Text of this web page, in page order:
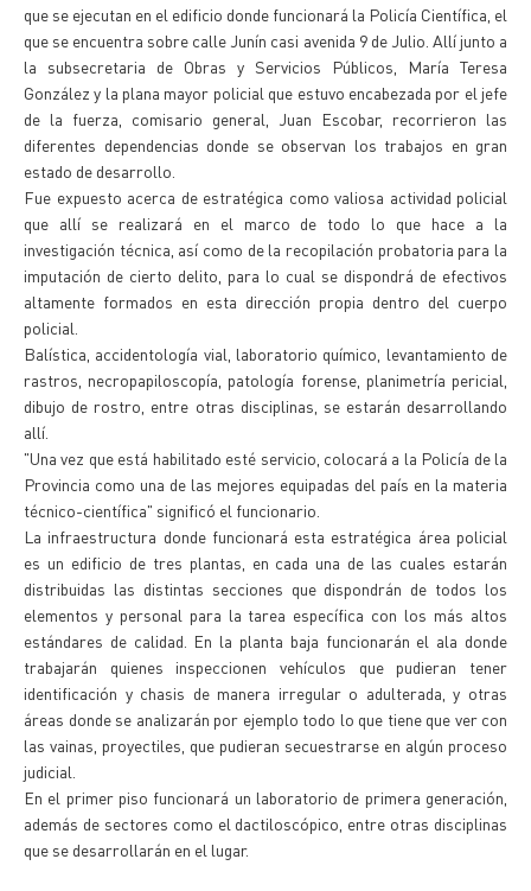
que se ejecutan en el edificio donde funcionará la Policía Científica, el
que se encuentra sobre calle Junín casi avenida 9 de Julio. Allí junto a
la subsecretaria de Obras y Servicios Públicos, María Teresa
González y la plana mayor policial que estuvo encabezada por el jefe
de la fuerza, comisario general, Juan Escobar, recorrieron las
diferentes dependencias donde se observan los trabajos en gran
estado de desarrollo.
Fue expuesto acerca de estratégica como valiosa actividad policial
que allí se realizará en el marco de todo lo que hace a la
investigación técnica, así como de la recopilación probatoria para la
imputación de cierto delito, para lo cual se dispondrá de efectivos
altamente formados en esta dirección propia dentro del cuerpo
policial.
Balística, accidentología vial, laboratorio químico, levantamiento de
rastros, necropapiloscopía, patología forense, planimetría pericial,
dibujo de rostro, entre otras disciplinas, se estarán desarrollando
allí.
"Una vez que está habilitado esté servicio, colocará a la Policía de la
Provincia como una de las mejores equipadas del país en la materia
técnico-científica" significó el funcionario.
La infraestructura donde funcionará esta estratégica área policial
es un edificio de tres plantas, en cada una de las cuales estarán
distribuidas las distintas secciones que dispondrán de todos los
elementos y personal para la tarea específica con los más altos
estándares de calidad. En la planta baja funcionarán el ala donde
trabajarán quienes inspeccionen vehículos que pudieran tener
identificación y chasis de manera irregular o adulterada, y otras
áreas donde se analizarán por ejemplo todo lo que tiene que ver con
las vainas, proyectiles, que pudieran secuestrarse en algún proceso
judicial.
En el primer piso funcionará un laboratorio de primera generación,
además de sectores como el dactiloscópico, entre otras disciplinas
que se desarrollarán en el lugar.